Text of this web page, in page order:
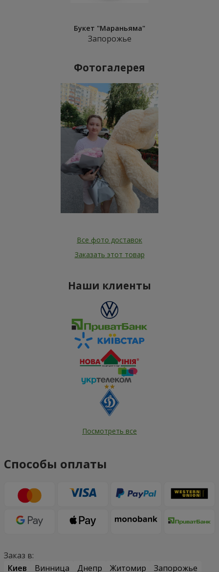
Букет "Мараньяма"
Запорожье
Фотогалерея
Все фото доставок
Заказать этот товар
Наши клиенты
Посмотреть все
Способы оплаты
Заказ в:
Киев
Винница Днепр Житомир
Запорожье